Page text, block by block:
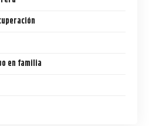
en familia